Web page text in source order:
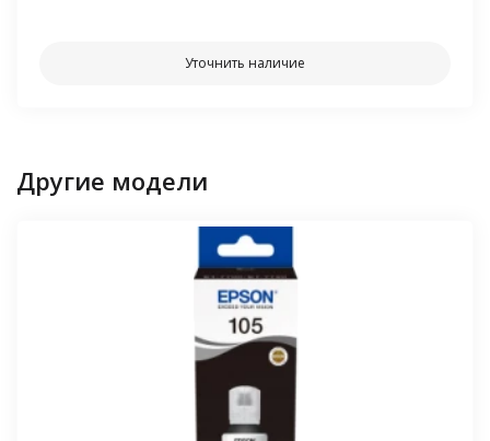
Уточнить наличие
Другие модели